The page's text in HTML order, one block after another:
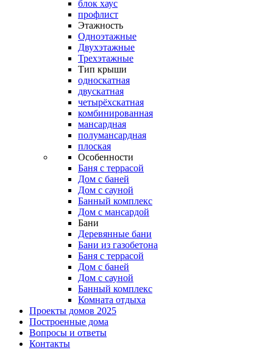
блок хаус
профлист
Этажность
Одноэтажные
Двухэтажные
Трехэтажные
Тип крыши
односкатная
двускатная
четырёхскатная
комбинированная
мансардная
полумансардная
плоская
Особенности
Баня с террасой
Дом с баней
Дом с сауной
Банный комплекс
Дом с мансардой
Бани
Деревянные бани
Бани из газобетона
Баня с террасой
Дом с баней
Дом с сауной
Банный комплекс
Комната отдыха
Проекты домов 2025
Построенные дома
Вопросы и ответы
Контакты